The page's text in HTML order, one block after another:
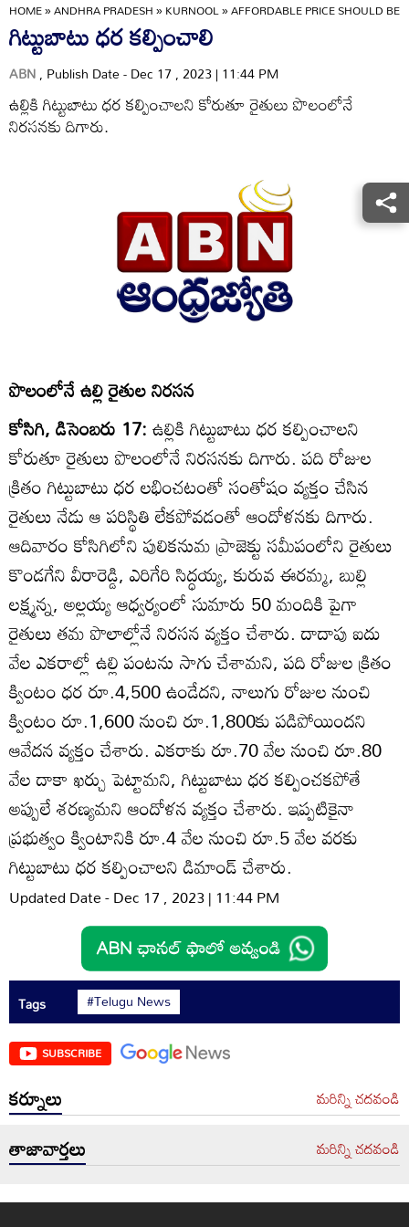
HOME»ANDHRA PRADESH»KURNOOL»AFFORDABLE PRICE SHOULD BE
గిట్టుబాటు ధర కల్పించాలి
ABN, Publish Date - Dec 17 , 2023 | 11:44 PM
ఉల్లికి గిట్టుబాటు ధర కల్పించాలని కోరుతూ రైతులు పొలంలోనే
నిరసనకు దిగారు.
పొలంలోనే ఉల్లి రైతుల నిరసన
కోసిగి, డిసెంబరు 17:ఉల్లికి గిట్టుబాటు ధర కల్పించాలని
కోరుతూ రైతులు పొలంలోనే నిరసనకు దిగారు. పది రోజుల
క్రితం గిట్టుబాటు ధర లభించటంతో సంతోషం వ్యక్తం చేసిన
రైతులు నేడు ఆ పరిస్థితి లేకపోవడంతో ఆందోళనకు దిగారు.
ఆదివారం కోసిగిలోని పులికనుమ ప్రాజెక్టు సమీపంలోని రైతులు
కొండగేని వీరారెడ్డి, ఎరిగేరి సిద్ధయ్య, కురువ ఈరమ్మ, బుల్లి
లక్ష్మన్న, అల్లయ్య ఆధ్వర్యంలో సుమారు 50 మందికి పైగా
రైతులు తమ పొలాల్లోనే నిరసన వ్యక్తం చేశారు. దాదాపు ఐదు
వేల ఎకరాల్లో ఉల్లి పంటను సాగు చేశామని, పది రోజుల క్రితం
క్వింటం ధర రూ.4,500 ఉండేదని, నాలుగు రోజుల నుంచి
క్వింటం రూ.1,600 నుంచి రూ.1,800కు పడిపోయిందని
ఆవేదన వ్యక్తం చేశారు. ఎకరాకు రూ.70 వేల నుంచి రూ.80
వేల దాకా ఖర్చు పెట్టామని, గిట్టుబాటు ధర కల్పించకపోతే
అప్పులే శరణ్యమని ఆందోళన వ్యక్తం చేశారు. ఇప్పటికైనా
ప్రభుత్వం క్వింటానికి రూ.4 వేల నుంచి రూ.5 వేల వరకు
గిట్టుబాటు ధర కల్పించాలని డిమాండ్‌ చేశారు.
Updated Date - Dec 17 , 2023 | 11:44 PM
Tags #Telugu News
SUBSCRIBE
కర్నూలు మరిన్ని చదవండి
తాజావార్తలు మరిన్ని చదవండి